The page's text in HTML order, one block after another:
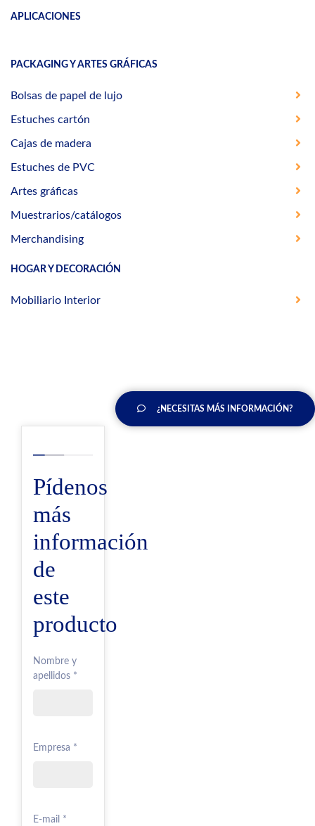
APLICACIONES
PACKAGING Y ARTES GRÁFICAS
Bolsas de papel de lujo
Estuches cartón
Cajas de madera
Estuches de PVC
Artes gráficas
Muestrarios/catálogos
Merchandising
HOGAR Y DECORACIÓN
Mobiliario Interior
¿NECESITAS MÁS INFORMACIÓN?
Pídenos
más
información
de
este
producto
Nombre y
apellidos *
Empresa *
E-mail *